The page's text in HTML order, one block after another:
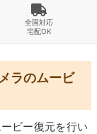
全国対応
宅配OK
ラのムービ
ビー復元を行い